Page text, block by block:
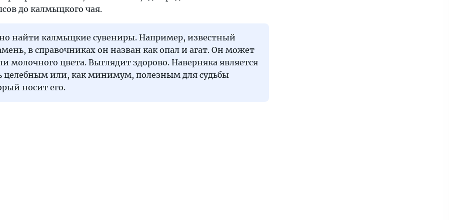
до калмыцкого чая.
найти калмыцкие сувениры. Например, известный
в справочниках он назван как опал и агат. Он может
молочного цвета. Выглядит здорово. Наверняка является
целебным или, как минимум, полезным для судьбы
носит его.